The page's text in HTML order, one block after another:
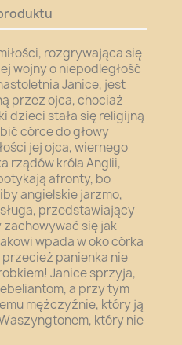
rozgrywająca się
wojny o niepodległość
Janice, jest
przez ojca, chociaż
dzieci stała się religijną
córce do głowy
jej ojca, wiernego
rządów króla Anglii,
afronty, bo
angielskie jarzmo,
przedstawiający
zachowywać się jak
wpada w oko córka
przecież panienka nie
Janice sprzyja,
a przy tym
mężczyźnie, który ją
który nie